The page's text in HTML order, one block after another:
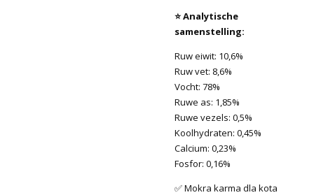
⭐ Analytische
samenstelling:
Ruw eiwit: 10,6%
Ruw vet: 8,6%
Vocht: 78%
Ruwe as: 1,85%
Ruwe vezels: 0,5%
Koolhydraten: 0,45%
Calcium: 0,23%
Fosfor: 0,16%
✅ Mokra karma dla kota